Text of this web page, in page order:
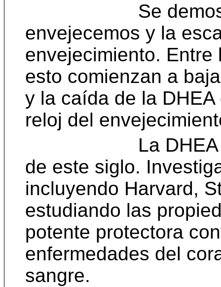
Se
envejecemos y la
envejecimiento.
esto comienzan a
y la caída de la
reloj del
La DHEA
de este siglo.
incluyendo Harvard,
estudiando las
potente protectora
enfermedades del
sangre.